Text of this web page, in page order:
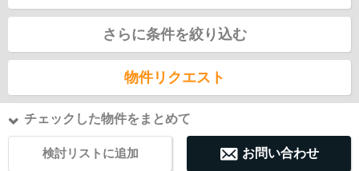
さらに条件を絞り込む
物件リクエスト
チェックした物件をまとめて
検討リストに追加 お問い合わせ